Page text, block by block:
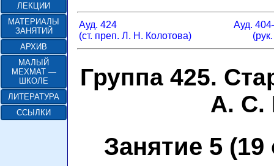
ЛЕКЦИИ
МАТЕРИАЛЫ
ЗАНЯТИЙ
АРХИВ
МАЛЫЙ
МЕХМАТ —
ШКОЛЕ
ЛИТЕРАТУРА
ССЫЛКИ
Ауд. 424
(ст. преп. Л. Н. Колотова)
Ауд.
Группа 425.
А. С.
Занятие 5 (19